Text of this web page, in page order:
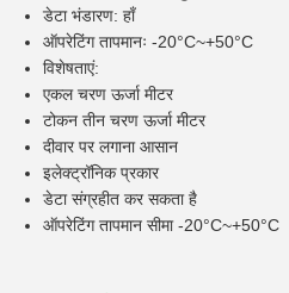
डेटा भंडारण: हाँ
ऑपरेटिंग तापमानः -20°C~+50°C
विशेषताएं:
एकल चरण ऊर्जा मीटर
टोकन तीन चरण ऊर्जा मीटर
दीवार पर लगाना आसान
इलेक्ट्रॉनिक प्रकार
डेटा संग्रहीत कर सकता है
ऑपरेटिंग तापमान सीमा -20°C~+50°C